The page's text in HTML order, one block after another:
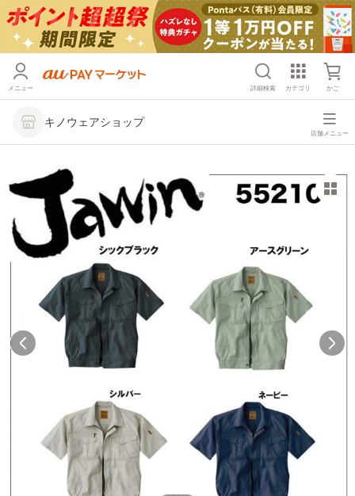
メニュー 詳細検索 カテゴリ かご
キノウェアショップ
店舗メニュー